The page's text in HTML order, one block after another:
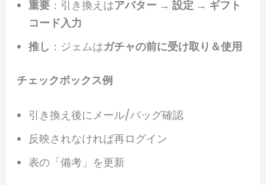
重要 ：引き換えはアバター → 設定 → ギフト
コード入力
推し ：ジェムはガチャの前に受け取り＆使用
チェックボックス例
引き換え後にメール/バッグ確認
反映されなければ再ログイン
表の「備考」を更新